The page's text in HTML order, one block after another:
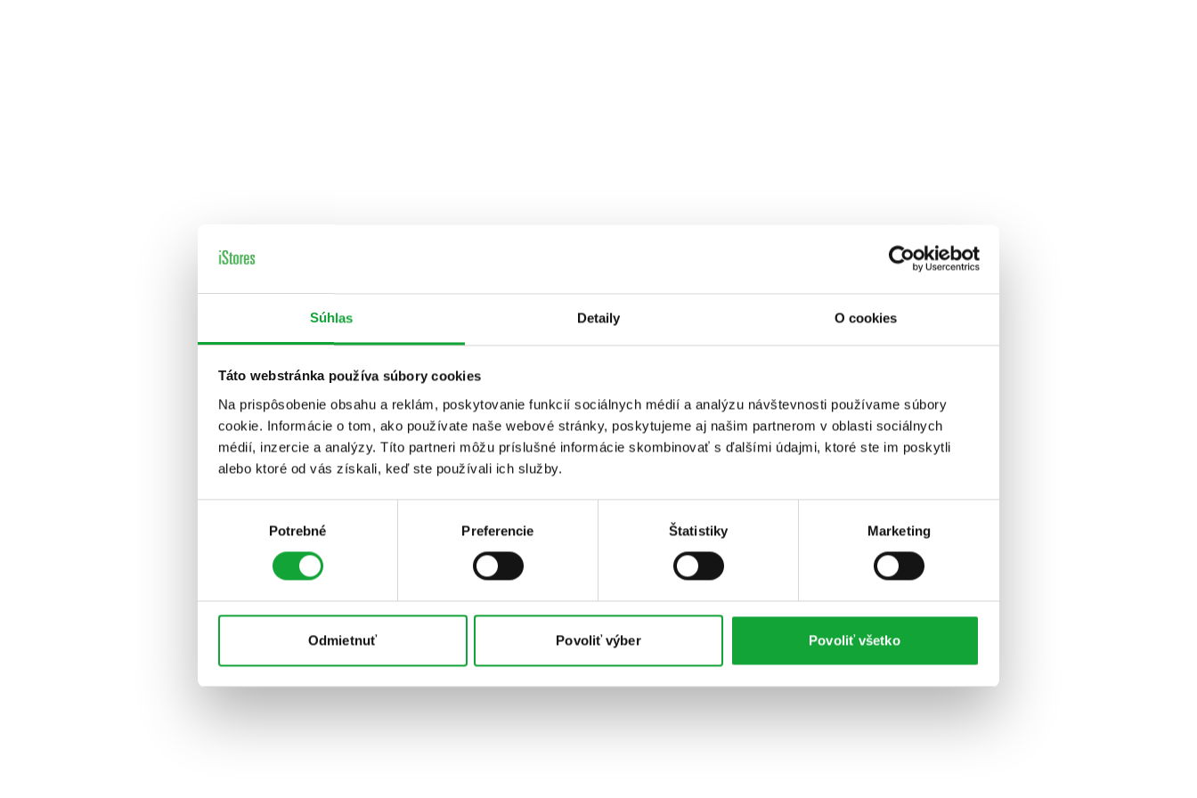
Súhlas Detaily O cookies
Táto webstránka používa súbory cookies
Na prispôsobenie obsahu a reklám, poskytovanie funkcií sociálnych médií a analýzu návštevnosti používame súbory
cookie. Informácie o tom, ako používate naše webové stránky, poskytujeme aj našim partnerom v oblasti sociálnych
médií, inzercie a analýzy. Títo partneri môžu príslušné informácie skombinovať s ďalšími údajmi, ktoré ste im poskytli
alebo ktoré od vás získali, keď ste používali ich služby.
Potrebné Preferencie Štatistiky Marketing
Odmietnuť Povoliť výber Povoliť všetko